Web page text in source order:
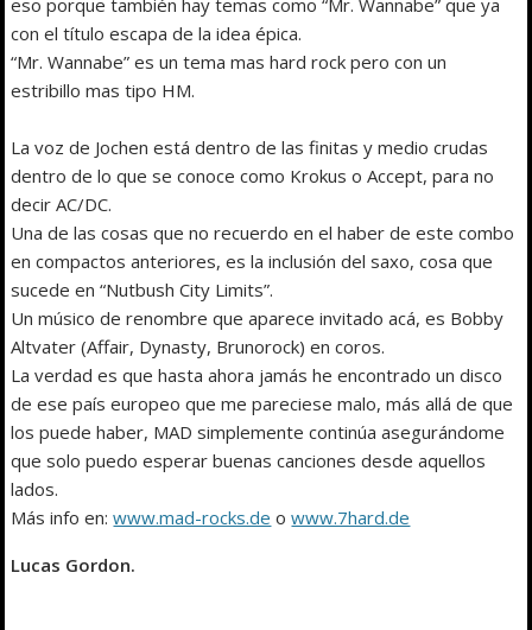
con el título escapa de la idea épica.
“Mr. Wannabe” es un tema mas hard rock pero con un
estribillo mas tipo HM.
La voz de Jochen está dentro de las finitas y medio crudas
dentro de lo que se conoce como Krokus o Accept, para no
decir AC/DC.
Una de las cosas que no recuerdo en el haber de este combo
en compactos anteriores, es la inclusión del saxo, cosa que
sucede en “Nutbush City Limits”.
Un músico de renombre que aparece invitado acá, es Bobby
Altvater (Affair, Dynasty, Brunorock) en coros.
La verdad es que hasta ahora jamás he encontrado un disco
de ese país europeo que me pareciese malo, más allá de que
los puede haber, MAD simplemente continúa asegurándome
que solo puedo esperar buenas canciones desde aquellos
lados.
Más info en:www.mad-rocks.de owww.7hard.de
Lucas Gordon.